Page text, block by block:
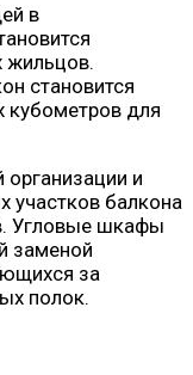
в
жильцов.
становится
для
и
участков балкона
Угловые шкафы
заменой
за
полок.